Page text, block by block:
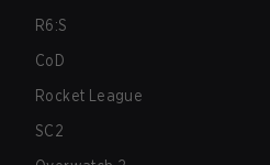
R6:S
CoD
Rocket League
SC2